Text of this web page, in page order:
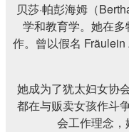
贝莎·帕彭海姆（
学和教育学。她在
作。曾以假名
她成为了犹太妇女协
都在与贩卖女孩作斗
会工作理念